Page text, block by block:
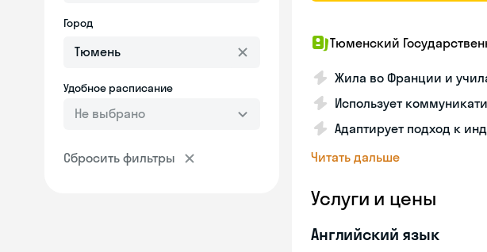
Город
Удобное расписание
Не выбрано
Сбросить фильтры
Тюменский
Жила во Франции и
Использует
Адаптирует подход к
Читать дальше
Услуги и цены
Английский язык